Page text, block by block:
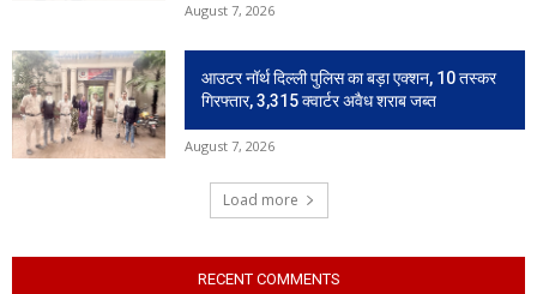
August 7, 2026
आउटर नॉर्थ दिल्ली पुलिस का बड़ा एक्शन, 10 तस्कर
गिरफ्तार, 3,315 क्वार्टर अवैध शराब जब्त
August 7, 2026
Load more
RECENT COMMENTS